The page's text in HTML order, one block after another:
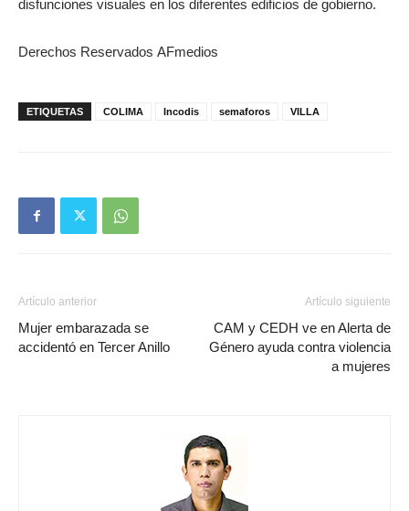
disfunciones visuales en los diferentes edificios de gobierno.
Derechos Reservados AFmedios
ETIQUETAS COLIMA Incodis semaforos VILLA
Artículo anterior
Mujer embarazada se
accidentó en Tercer Anillo
Artículo siguiente
CAM y CEDH ve en Alerta de
Género ayuda contra violencia
a mujeres